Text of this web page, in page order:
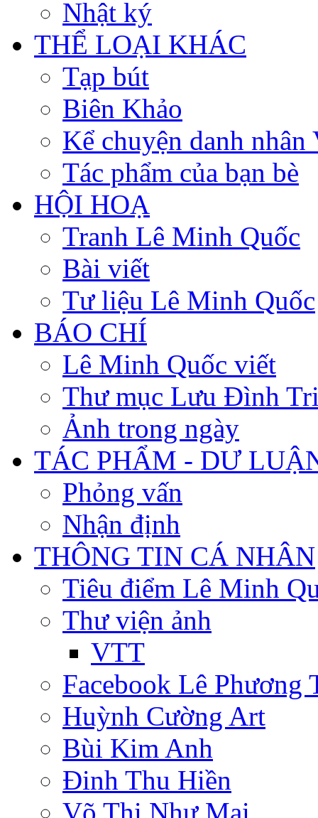
Nhật ký
THỂ LOẠI KHÁC
Tạp bút
Biên Khảo
Kể chuyện danh nhân
Tác phẩm của bạn bè
HỘI HOẠ
Tranh Lê Minh Quốc
Bài viết
Tư liệu Lê Minh Quốc
BÁO CHÍ
Lê Minh Quốc viết
Thư mục Lưu Đình
Ảnh trong ngày
TÁC PHẨM - DƯ
Phỏng vấn
Nhận định
THÔNG TIN CÁ NHÂN
Tiêu điểm Lê Minh
Thư viện ảnh
VTT
Facebook Lê Phương
Huỳnh Cường Art
Bùi Kim Anh
Đinh Thu Hiền
Võ Thị Như Mai